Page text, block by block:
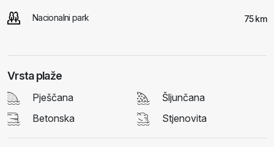
Nacionalni park 75 km
Vrsta plaže
Pješčana
Šljunčana
Betonska
Stjenovita